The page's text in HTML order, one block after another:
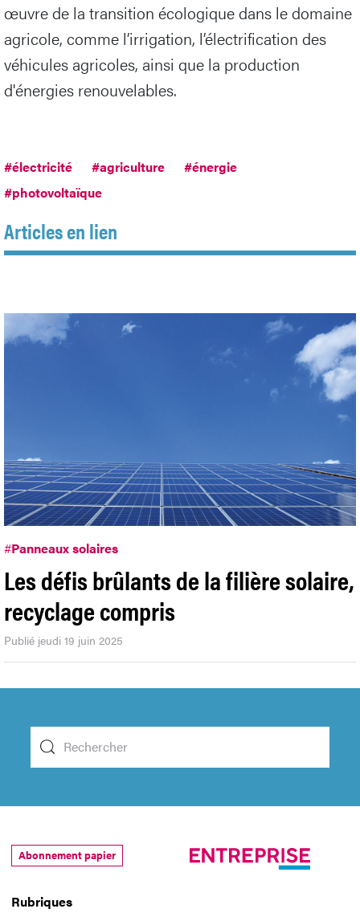
œuvre de la transition écologique dans le domaine
agricole, comme l’irrigation, l’électrification des
véhicules agricoles, ainsi que la production
d'énergies renouvelables.
#électricité #agriculture
#énergie
#photovoltaïque
Articles en lien
#Panneaux solaires
Les défis brûlants de la filière solaire,
recyclage compris
Publié jeudi 19 juin 2025
Rubriques
Abonnement papier